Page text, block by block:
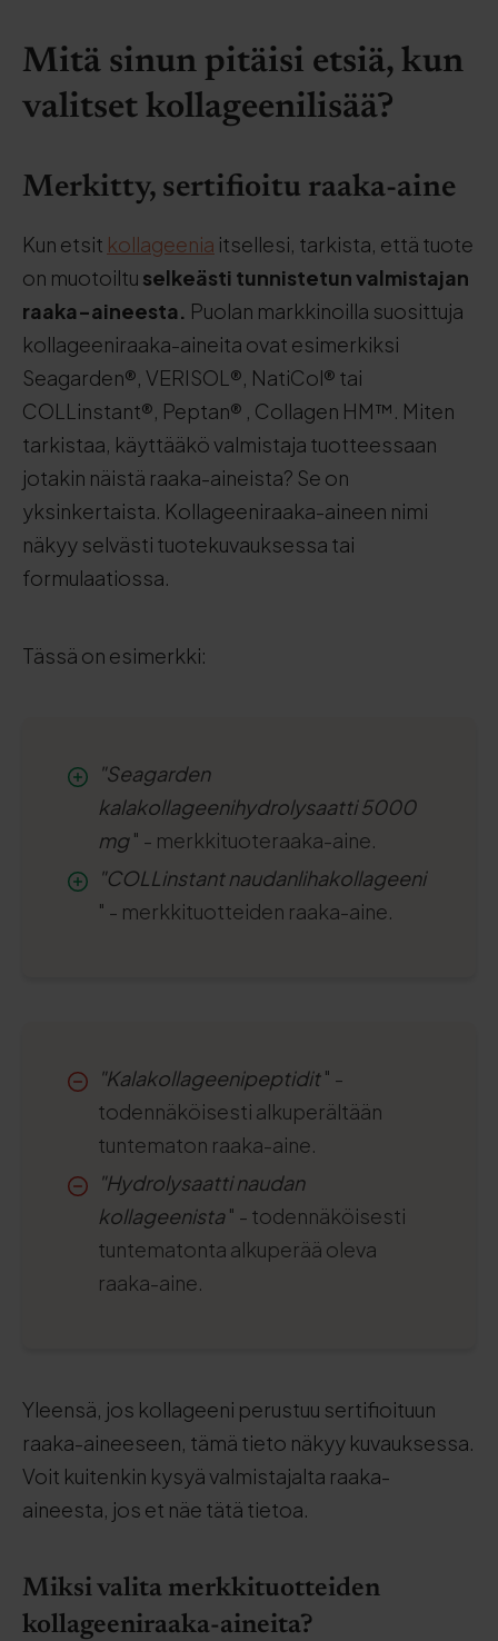
Mitä sinun pitäisi etsiä, kun
valitset kollageenilisää?
Merkitty, sertifioitu raaka-aine
Kun etsit kollageenia itsellesi, tarkista, että tuote
on muotoiltu selkeästi tunnistetun valmistajan
raaka-aineesta. Puolan markkinoilla suosittuja
kollageeniraaka-aineita ovat esimerkiksi
Seagarden®, VERISOL®, NatiCol® tai
COLLinstant®, Peptan® , Collagen HM™. Miten
tarkistaa, käyttääkö valmistaja tuotteessaan
jotakin näistä raaka-aineista? Se on
yksinkertaista. Kollageeniraaka-aineen nimi
näkyy selvästi tuotekuvauksessa tai
formulaatiossa.
Tässä on esimerkki:
"Seagarden
kalakollageenihydrolysaatti 5000
mg" - merkkituoteraaka-aine.
"COLLinstant naudanlihakollageeni
" - merkkituotteiden raaka-aine.
"Kalakollageenipeptidit" -
todennäköisesti alkuperältään
tuntematon raaka-aine.
"Hydrolysaatti naudan
kollageenista" - todennäköisesti
tuntematonta alkuperää oleva
raaka-aine.
Yleensä, jos kollageeni perustuu sertifioituun
raaka-aineeseen, tämä tieto näkyy kuvauksessa.
Voit kuitenkin kysyä valmistajalta raaka-
aineesta, jos et näe tätä tietoa.
Miksi valita merkkituotteiden
kollageeniraaka-aineita?